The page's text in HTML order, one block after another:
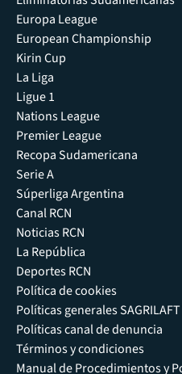
Europa League
European Championship
Kirin Cup
La Liga
Ligue 1
Nations League
Premier League
Recopa Sudamericana
Serie A
Súperliga Argentina
Canal RCN
Noticias RCN
La República
Deportes RCN
Política de cookies
Políticas generales
Políticas canal de denuncia
Términos y condiciones
Manual de Procedimientos y